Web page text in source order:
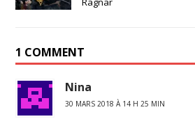
1 COMMENT
Nina
30 MARS 2018 À 14 H 25 MIN